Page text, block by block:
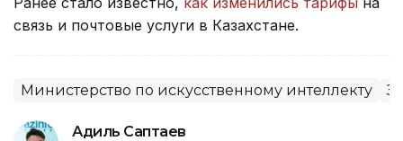
связь и почтовые услуги в Казахстане.
Министерство по искусственному интеллекту
Адиль Саптаев